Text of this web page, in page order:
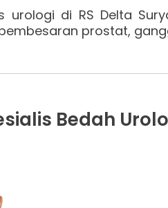
urologi di RS Delta
prostat,
Bedah